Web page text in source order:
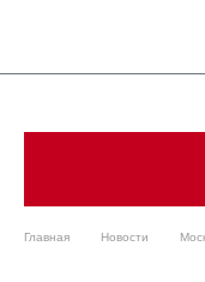
Главная Новости